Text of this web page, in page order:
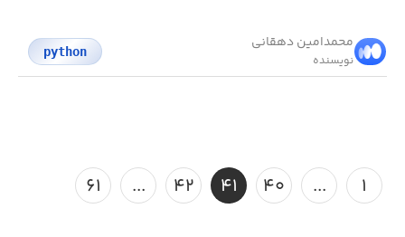
محمد‌امین دهقانی
نویسنده
python
۱ ... ۴۰ ۴۱ ۴۲ ... ۶۱